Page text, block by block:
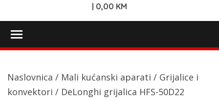
| 0,00 KM
Naslovnica / Mali kućanski aparati / Grijalice i
konvektori / DeLonghi grijalica HFS-50D22